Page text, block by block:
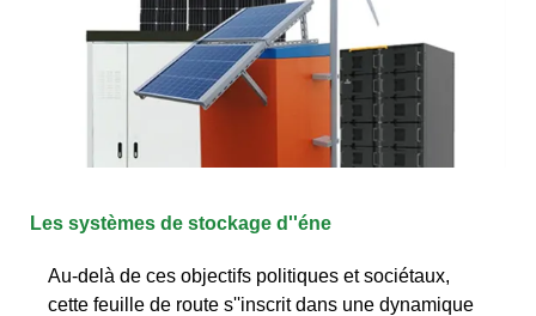
Les systèmes de stockage d''éne
Au-delà de ces objectifs politiques et sociétaux,
cette feuille de route s''inscrit dans une dynamique